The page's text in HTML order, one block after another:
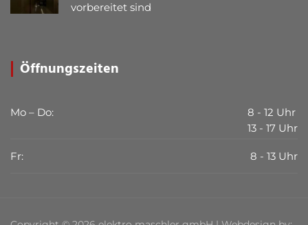
vorbereitet sind
Öffnungszeiten
Mo – Do:
8 - 12 Uhr
13 - 17 Uhr
Fr: 8 - 13 Uhr